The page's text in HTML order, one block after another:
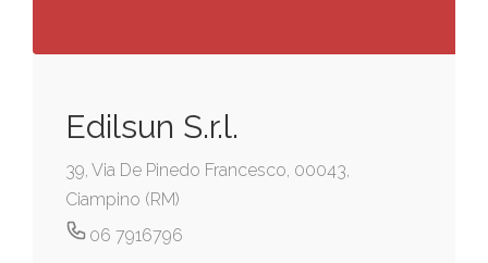
Edilsun S.r.l.
39, Via De Pinedo Francesco, 00043,
Ciampino (RM)
06 7916796